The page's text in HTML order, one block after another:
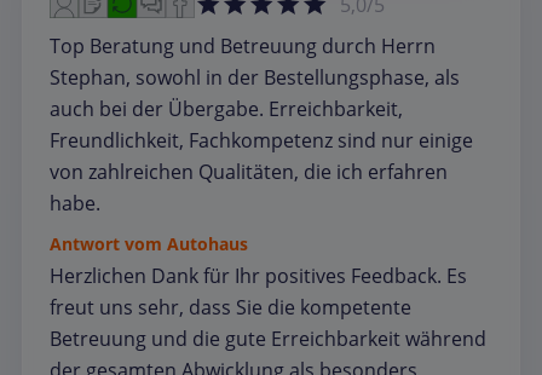
Top Beratung und Betreuung durch Herrn
Stephan, sowohl in der Bestellungsphase, als
auch bei der Übergabe. Erreichbarkeit,
Freundlichkeit, Fachkompetenz sind nur einige
von zahlreichen Qualitäten, die ich erfahren
habe.
Antwort vom Autohaus
Herzlichen Dank für Ihr positives Feedback. Es
freut uns sehr, dass Sie die kompetente
Betreuung und die gute Erreichbarkeit während